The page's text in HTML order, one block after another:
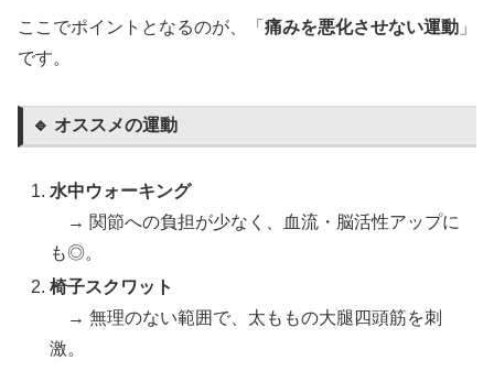
ここでポイントとなるのが、「 痛みを悪化させない運動 」
です。
🔹 オススメの運動
水中ウォーキング
→ 関節への負担が少なく、血流・脳活性アップに
も◎。
椅子スクワット
→ 無理のない範囲で、太ももの大腿四頭筋を刺
激。